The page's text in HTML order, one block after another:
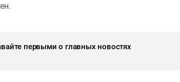
первыми о главных новостях